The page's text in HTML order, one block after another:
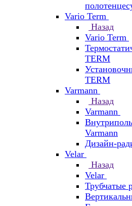
Vario Term
Назад
Vario Term
TERM
TERM
Varmann
Назад
Varmann
Varmann
Дизайн-
Velar
Назад
Velar
Трубчатые